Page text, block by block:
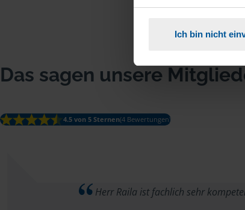
Ich bin nicht
Das sagen unsere
4.5 von 5 Sternen(4 Bewertungen)
Herr Raila ist fachlich sehr